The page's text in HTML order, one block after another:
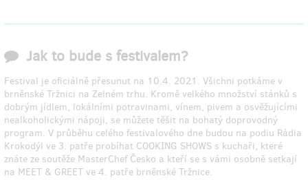
Jak to bude s festivalem?
Festival je oficiálně přesunut na 10.4. 2021. Všichni potkáme v
brněnské Tržnici na Zelném trhu. Kromě velkého množství stánků s
dobrým jídlem, lokálními potravinami, vínem, pivem a osvěžujícími
nealkoholickými nápoji, se můžete těšit na bohatý doprovodný
program. V průběhu celého festivalového dne budou na podiu Rádia
Krokodýl ve 3. patře probíhat COOKING SHOWS s kuchaři, které
znáte ze soutěže MasterChef Česko a kteří se s vámi osobně setkají
na MEET & GREET ve 4. patře brněnské Tržnice.